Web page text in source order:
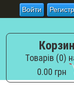
Войти
Товарів (0)
0.00 грн